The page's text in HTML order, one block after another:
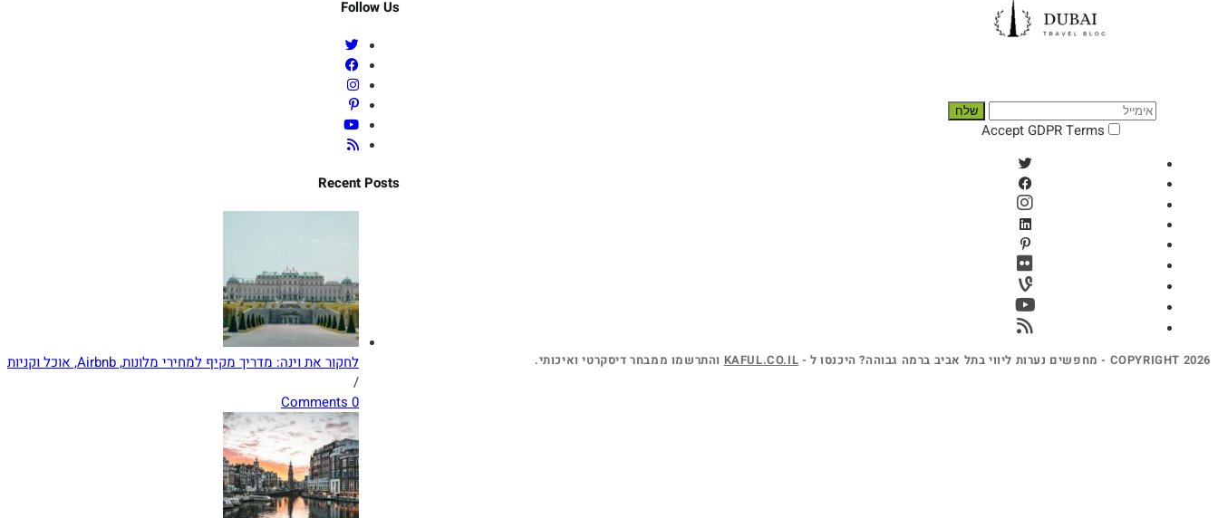
Follow Us
Recent Posts
לחקור את וינה: מדריך מקיף למחירי מלונות, Airbnb, אוכל וקניות
/
0 Comments
שלח
Accept GDPR Terms
COPYRIGHT 2026 - מחפשים נערות ליווי בתל אביב ברמה גבוהה? היכנסו ל - KAFUL.CO.IL והתרשמו ממבחר דיסקרטי ואיכותי.